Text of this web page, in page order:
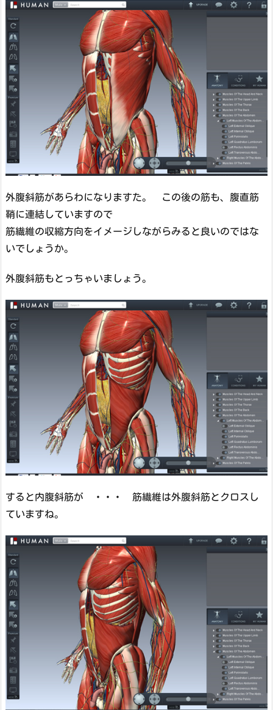
外腹斜筋があらわになりますた。 この後の筋も、腹直筋
鞘に連結していますので
筋繊維の収縮方向をイメージしながらみると良いのではな
いでしょうか。
外腹斜筋もとっちゃいましょう。
すると内腹斜筋が ・・・ 筋繊維は外腹斜筋とクロスし
ていますね。